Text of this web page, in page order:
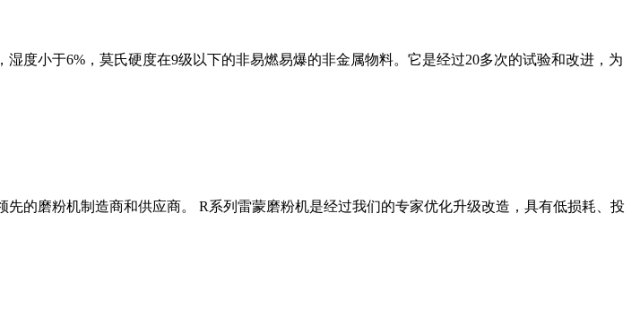
度小于6%，莫氏硬度在9级以下的非易燃易爆的非金属物料。它是经过20多次的试验和改进，为
的磨粉机制造商和供应商。 R系列雷蒙磨粉机是经过我们的专家优化升级改造，具有低损耗、投